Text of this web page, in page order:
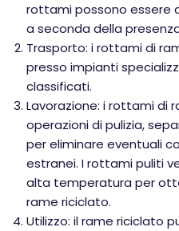
rottami possono essere
a seconda della
Trasporto: i rottami di
presso impianti
classificati.
Lavorazione: i rottami di
operazioni di pulizia,
per eliminare eventuali
estranei. I rottami puliti
alta temperatura per
rame riciclato.
Utilizzo: il rame riciclato